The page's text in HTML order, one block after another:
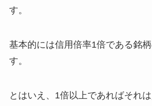
す。
基本的には信用倍率1倍である銘
す。
とはいえ、 1倍以上であればそれ